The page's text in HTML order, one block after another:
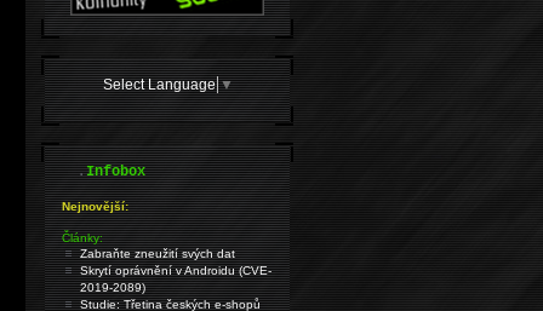
Select Language ▼
.Infobox
Nejnovější:
Články:
Zabraňte zneužití svých dat
Skrytí oprávnění v Androidu (CVE-
2019-2089)
Studie: Třetina českých e-shopů